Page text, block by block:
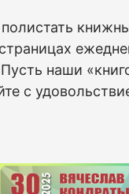
наши
с